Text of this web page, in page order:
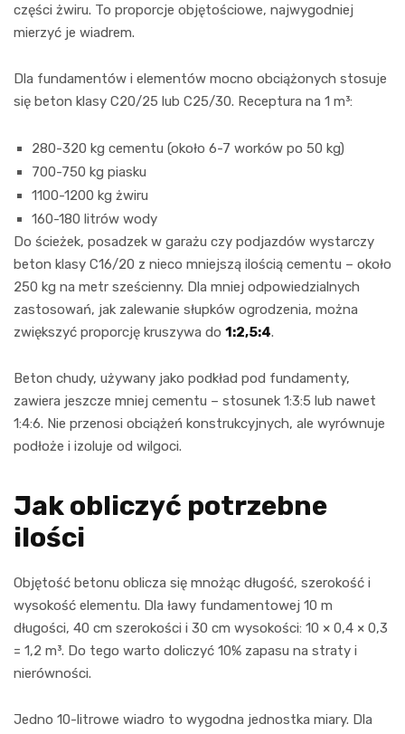
części żwiru. To proporcje objętościowe, najwygodniej
mierzyć je wiadrem.
Dla fundamentów i elementów mocno obciążonych stosuje
się beton klasy C20/25 lub C25/30. Receptura na 1 m³:
280-320 kg cementu (około 6-7 worków po 50 kg)
700-750 kg piasku
1100-1200 kg żwiru
160-180 litrów wody
Do ścieżek, posadzek w garażu czy podjazdów wystarczy
beton klasy C16/20 z nieco mniejszą ilością cementu – około
250 kg na metr sześcienny. Dla mniej odpowiedzialnych
zastosowań, jak zalewanie słupków ogrodzenia, można
zwiększyć proporcję kruszywa do 1:2,5:4.
Beton chudy, używany jako podkład pod fundamenty,
zawiera jeszcze mniej cementu – stosunek 1:3:5 lub nawet
1:4:6. Nie przenosi obciążeń konstrukcyjnych, ale wyrównuje
podłoże i izoluje od wilgoci.
Jak obliczyć potrzebne
ilości
Objętość betonu oblicza się mnożąc długość, szerokość i
wysokość elementu. Dla ławy fundamentowej 10 m
długości, 40 cm szerokości i 30 cm wysokości: 10 × 0,4 × 0,3
= 1,2 m³. Do tego warto doliczyć 10% zapasu na straty i
nierówności.
Jedno 10-litrowe wiadro to wygodna jednostka miary. Dla